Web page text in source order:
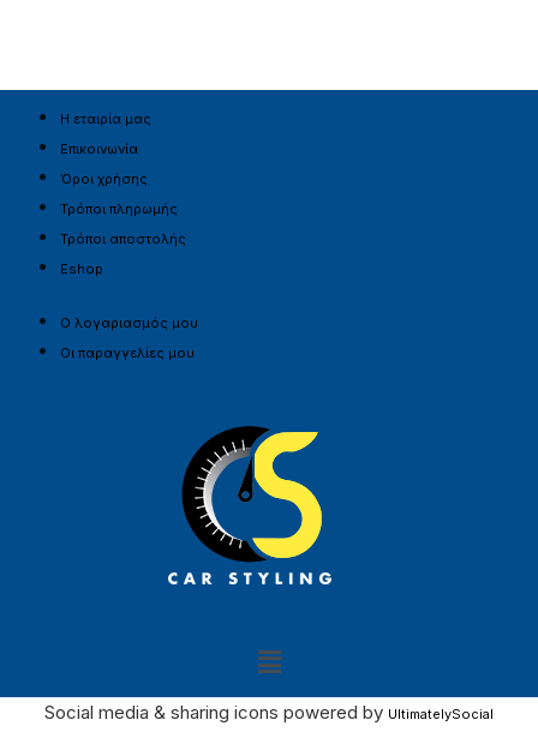
Η εταιρία μας
Επικοινωνία
Όροι χρήσης
Τρόποι πληρωμής
Τρόποι αποστολής
Eshop
Ο λογαριασμός μου
Οι παραγγελίες μου
Social media & sharing icons powered by UltimatelySocial